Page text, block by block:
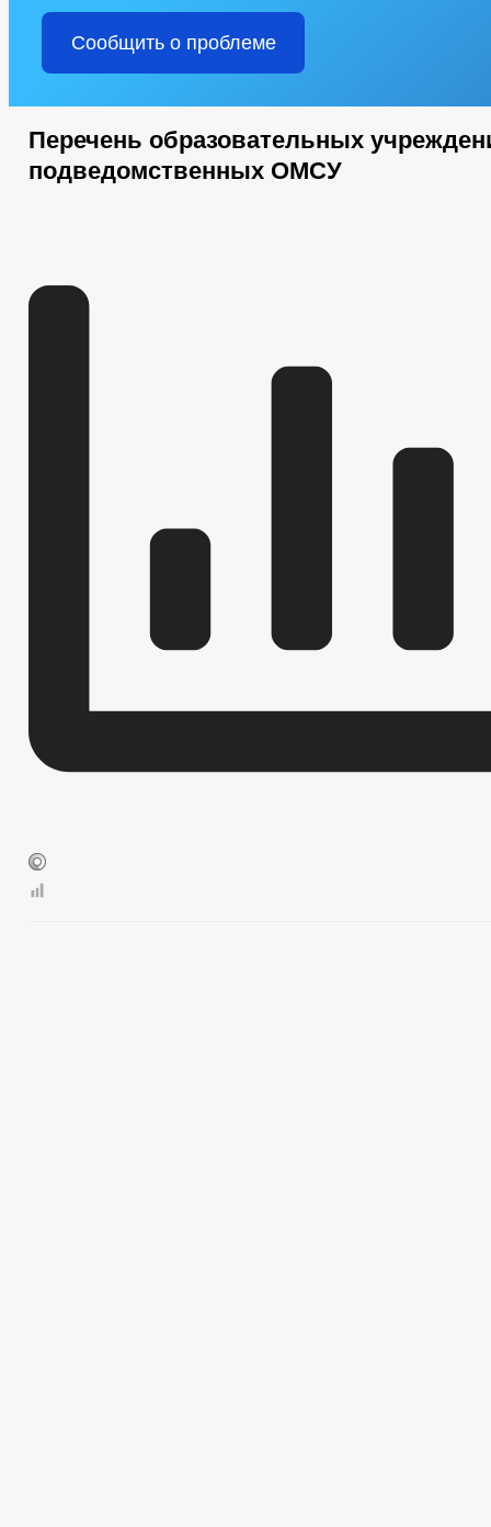
Сообщить о проблеме
Перечень образовательных
подведомственных ОМСУ